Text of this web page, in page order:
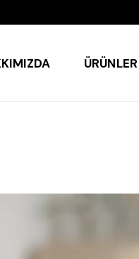
ÜRÜNLER